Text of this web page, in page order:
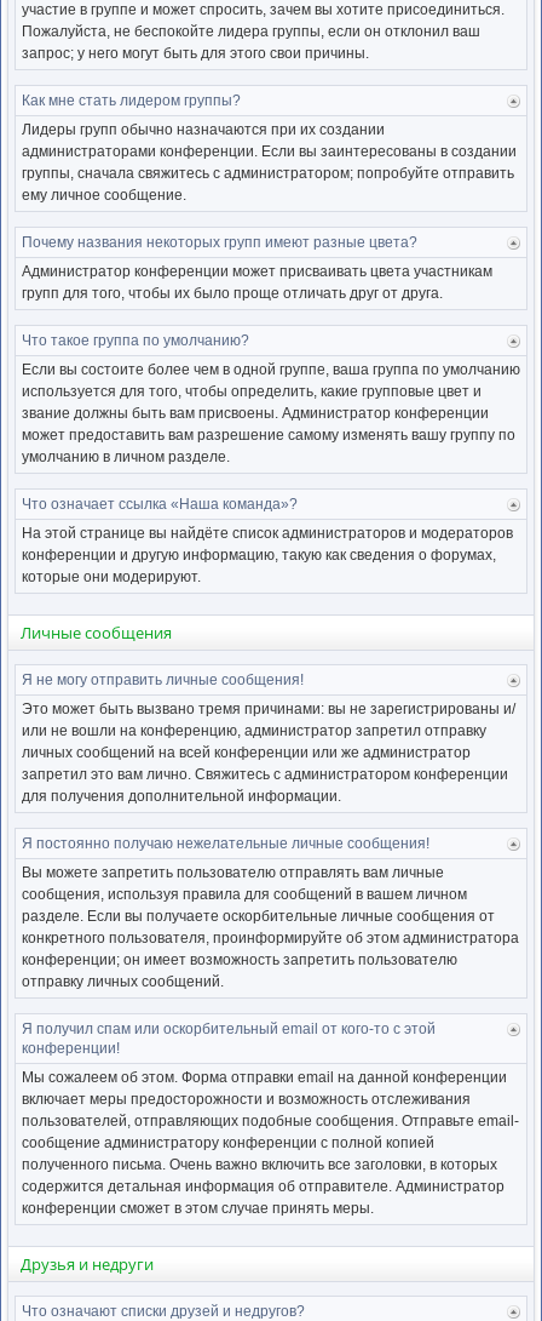
участие в группе и может спросить, зачем вы хотите присоединиться.
Пожалуйста, не беспокойте лидера группы, если он отклонил ваш
запрос; у него могут быть для этого свои причины.
Как мне стать лидером группы?
Лидеры групп обычно назначаются при их создании
администраторами конференции. Если вы заинтересованы в создании
группы, сначала свяжитесь с администратором; попробуйте отправить
ему личное сообщение.
Почему названия некоторых групп имеют разные цвета?
Администратор конференции может присваивать цвета участникам
групп для того, чтобы их было проще отличать друг от друга.
к
Что такое группа по умолчанию?
Если вы состоите более чем в одной группе, ваша группа по умолчанию
используется для того, чтобы определить, какие групповые цвет и
звание должны быть вам присвоены. Администратор конференции
может предоставить вам разрешение самому изменять вашу группу по
умолчанию в личном разделе.
к
Что означает ссылка «Наша команда»?
На этой странице вы найдёте список администраторов и модераторов
конференции и другую информацию, такую как сведения о форумах,
которые они модерируют.
Личные сообщения
к
Я не могу отправить личные сообщения!
Это может быть вызвано тремя причинами: вы не зарегистрированы и/
или не вошли на конференцию, администратор запретил отправку
личных сообщений на всей конференции или же администратор
запретил это вам лично. Свяжитесь с администратором конференции
для получения дополнительной информации.
Я постоянно получаю нежелательные личные сообщения!
Вы можете запретить пользователю отправлять вам личные
сообщения, используя правила для сообщений в вашем личном
разделе. Если вы получаете оскорбительные личные сообщения от
конкретного пользователя, проинформируйте об этом администратора
конференции; он имеет возможность запретить пользователю
отправку личных сообщений.
Я получил спам или оскорбительный email от кого-то с этой
конференции!
Мы сожалеем об этом. Форма отправки email на данной конференции
включает меры предосторожности и возможность отслеживания
пользователей, отправляющих подобные сообщения. Отправьте email-
сообщение администратору конференции с полной копией
полученного письма. Очень важно включить все заголовки, в которых
содержится детальная информация об отправителе. Администратор
конференции сможет в этом случае принять меры.
Друзья и недруги
Что означают списки друзей и недругов?